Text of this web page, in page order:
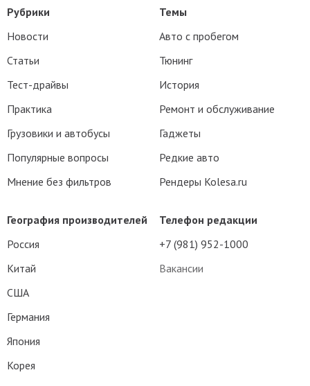
Телефон редакции
+7 (981) 952-1000
Вакансии
Рубрики
Новости
Статьи
Тест-драйвы
Практика
Грузовики и автобусы
Популярные вопросы
Мнение без фильтров
Темы
Авто с пробегом
Тюнинг
История
Ремонт и обслуживание
Гаджеты
Редкие авто
Рендеры Kolesa.ru
География производителей
Россия
Китай
США
Германия
Япония
Корея